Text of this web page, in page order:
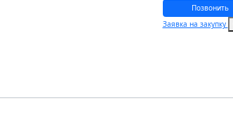
Позвонить
Заявка на закупку